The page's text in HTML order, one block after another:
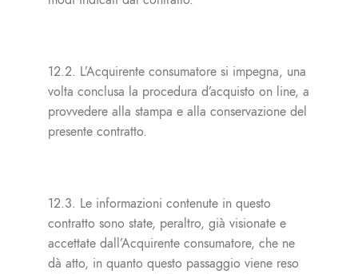
12.2. L’Acquirente consumatore si impegna, una
volta conclusa la procedura d’acquisto on line, a
provvedere alla stampa e alla conservazione del
presente contratto.
12.3. Le informazioni contenute in questo
contratto sono state, peraltro, già visionate e
accettate dall’Acquirente consumatore, che ne
dà atto, in quanto questo passaggio viene reso